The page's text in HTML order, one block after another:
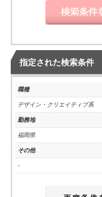
指定された検索条件
職種
デザイン・クリエイティブ系
勤務地
福岡県
その他
-